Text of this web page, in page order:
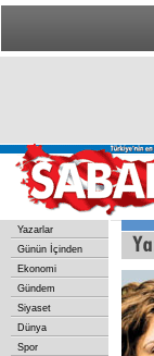
Yazarlar
Günün İçinden
Ekonomi
Gündem
Siyaset
Dünya
Spor